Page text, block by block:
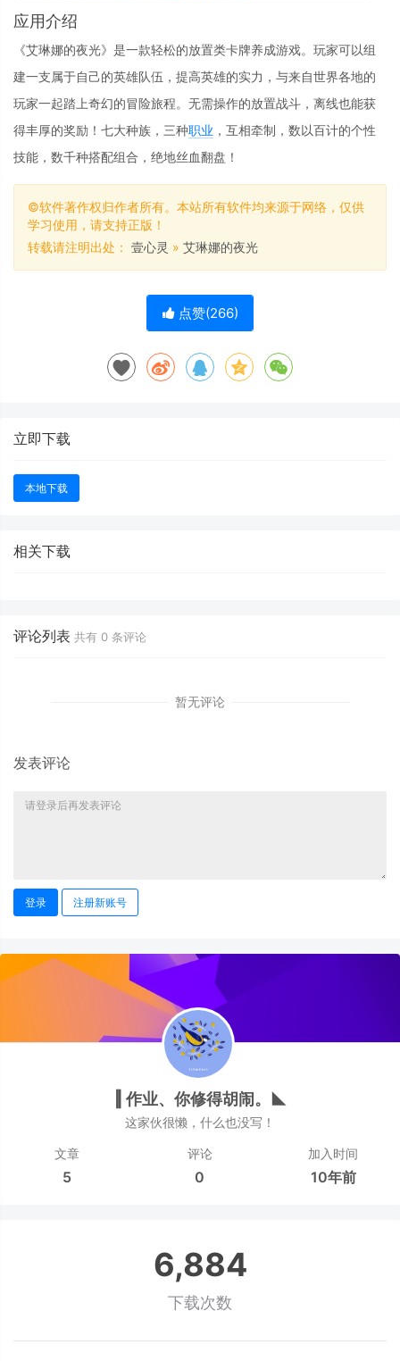
应用介绍
《艾琳娜的夜光》是一款轻松的放置类卡牌养成游戏。玩家可以组
建一支属于自己的英雄队伍，提高英雄的实力，与来自世界各地的
玩家一起踏上奇幻的冒险旅程。无需操作的放置战斗，离线也能获
得丰厚的奖励！七大种族，三种职业 ，互相牵制，数以百计的个性
技能，数千种搭配组合，绝地丝血翻盘！
©软件著作权归作者所有。本站所有软件均来源于网络，仅供
学习使用，请支持正版！
转载请注明出处： 壹心灵 » 艾琳娜的夜光
点赞(266)
立即下载
本地下载
相关下载
评论列表 共有 0 条评论
暂无评论
发表评论
登录 注册新账号
‖ 作业、你修得胡闹。◣
这家伙很懒，什么也没写！
文章
5
评论
0
加入时间
10年前
6,884
下载次数